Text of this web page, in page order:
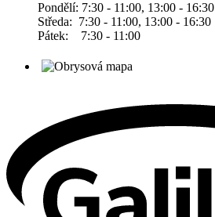
Pondělí: 7:30 - 11:00, 13:00 - 16:30
Středa: 7:30 - 11:00, 13:00 - 16:30
Pátek: 7:30 - 11:00